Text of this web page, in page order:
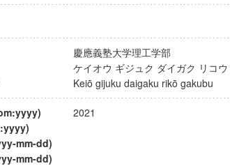
慶應義塾大学理工学部
ケイオウ ギジュク ダイガク リ
Keiō gijuku daigaku rikō gakubu
2021
mm-dd)
mm-dd)